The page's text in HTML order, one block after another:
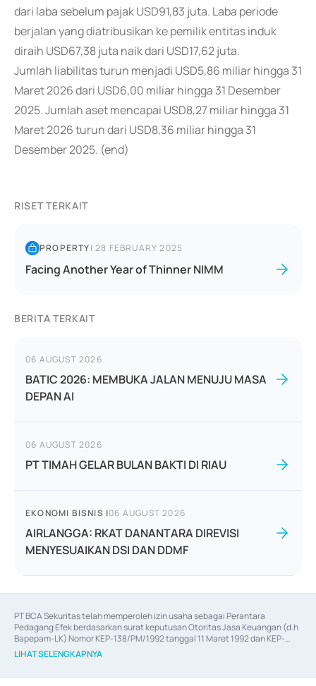
dari laba sebelum pajak USD91,83 juta. Laba periode
berjalan yang diatribusikan ke pemilik entitas induk
diraih USD67,38 juta naik dari USD17,62 juta.
Jumlah liabilitas turun menjadi USD5,86 miliar hingga 31
Maret 2026 dari USD6,00 miliar hingga 31 Desember
2025. Jumlah aset mencapai USD8,27 miliar hingga 31
Maret 2026 turun dari USD8,36 miliar hingga 31
Desember 2025. (end)
RISET TERKAIT
PROPERTY|28 FEBRUARY 2025
Facing Another Year of Thinner NIMM
BERITA TERKAIT
06 AUGUST 2026
BATIC 2026: MEMBUKA JALAN MENUJU MASA
DEPAN AI
06 AUGUST 2026
PT TIMAH GELAR BULAN BAKTI DI RIAU
EKONOMI BISNIS |06 AUGUST 2026
AIRLANGGA: RKAT DANANTARA DIREVISI
MENYESUAIKAN DSI DAN DDMF
PT BCA Sekuritas telah memperoleh izin usaha sebagai Perantara
Pedagang Efek berdasarkan surat keputusan Otoritas Jasa Keuangan (d.h
Bapepam-LK) Nomor KEP-138/PM/1992 tanggal 11 Maret 1992 dan KEP-
06/D.04/2014 tanggal 28 Februari 2014, izin usaha sebagai Penjamin Emisi
Efek berdasarkan surat keputusan Otoritas Jasa Keuangan Nomor KEP-
LIHAT SELENGKAPNYA